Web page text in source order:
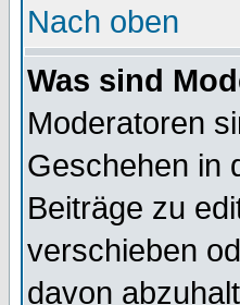
Nach oben
Was sind
Moderatoren
Geschehen in
Beiträge zu
verschieben
davon